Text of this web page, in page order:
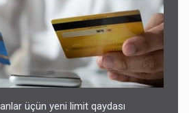
üçün yeni limit qaydası